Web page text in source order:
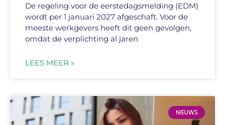
De regeling voor de eerstedagsmelding (EDM)
wordt per 1 januari 2027 afgeschaft. Voor de
meeste werkgevers heeft dit geen gevolgen,
omdat de verplichting al jaren
LEES MEER »
NIEUWS